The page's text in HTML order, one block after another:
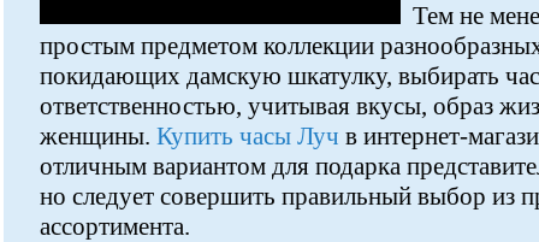
Тем не
простым предметом коллекции
покидающих дамскую шкатулку, выбирать
ответственностью, учитывая вкусы, образ
женщины. Купить часы Луч в интернет-
отличным вариантом для подарка
но следует совершить правильный выбор из
ассортимента.